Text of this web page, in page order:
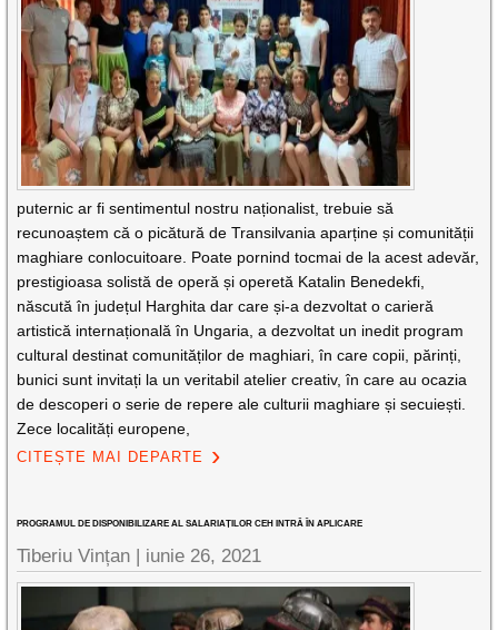
puternic ar fi sentimentul nostru naționalist, trebuie să
recunoaștem că o picătură de Transilvania aparține și comunității
maghiare conlocuitoare. Poate pornind tocmai de la acest adevăr,
prestigioasa solistă de operă și operetă Katalin Benedekfi,
născută în județul Harghita dar care și-a dezvoltat o carieră
artistică internațională în Ungaria, a dezvoltat un inedit program
cultural destinat comunităților de maghiari, în care copii, părinți,
bunici sunt invitați la un veritabil atelier creativ, în care au ocazia
de descoperi o serie de repere ale culturii maghiare și secuiești.
Zece localități europene,
CITEȘTE MAI DEPARTE
PROGRAMUL DE DISPONIBILIZARE AL SALARIAȚILOR CEH INTRĂ ÎN APLICARE
Tiberiu Vințan | iunie 26, 2021